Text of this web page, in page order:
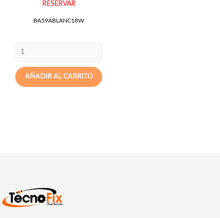
RESERVAR
BA59ABLANC18W
AÑADIR AL CARRITO